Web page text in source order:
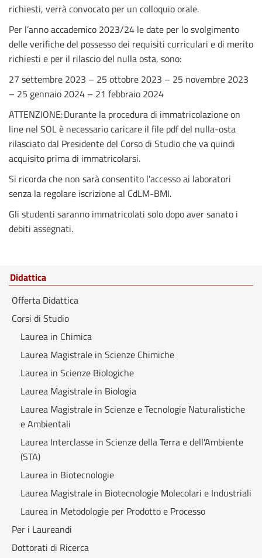
richiesti, verrà convocato per un colloquio orale.
Per l’anno accademico 2023/24 le date per lo svolgimento
delle verifiche del possesso dei requisiti curriculari e di merito
richiesti e per il rilascio del nulla osta, sono:
27 settembre 2023 – 25 ottobre 2023 – 25 novembre 2023
– 25 gennaio 2024 – 21 febbraio 2024
ATTENZIONE: Durante la procedura di immatricolazione on
line nel SOL è necessario caricare il file pdf del nulla-osta
rilasciato dal Presidente del Corso di Studio che va quindi
acquisito prima di immatricolarsi.
Si ricorda che non sarà consentito l'accesso ai laboratori
senza la regolare iscrizione al CdLM-BMI.
Gli studenti saranno immatricolati solo dopo aver sanato i
debiti assegnati.
Didattica
Offerta Didattica
Corsi di Studio
Laurea in Chimica
Laurea Magistrale in Scienze Chimiche
Laurea in Scienze Biologiche
Laurea Magistrale in Biologia
Laurea Magistrale in Scienze e Tecnologie Naturalistiche
e Ambientali
Laurea Interclasse in Scienze della Terra e dell'Ambiente
(STA)
Laurea in Biotecnologie
Laurea Magistrale in Biotecnologie Molecolari e Industriali
Laurea in Metodologie per Prodotto e Processo
Per i Laureandi
Dottorati di Ricerca